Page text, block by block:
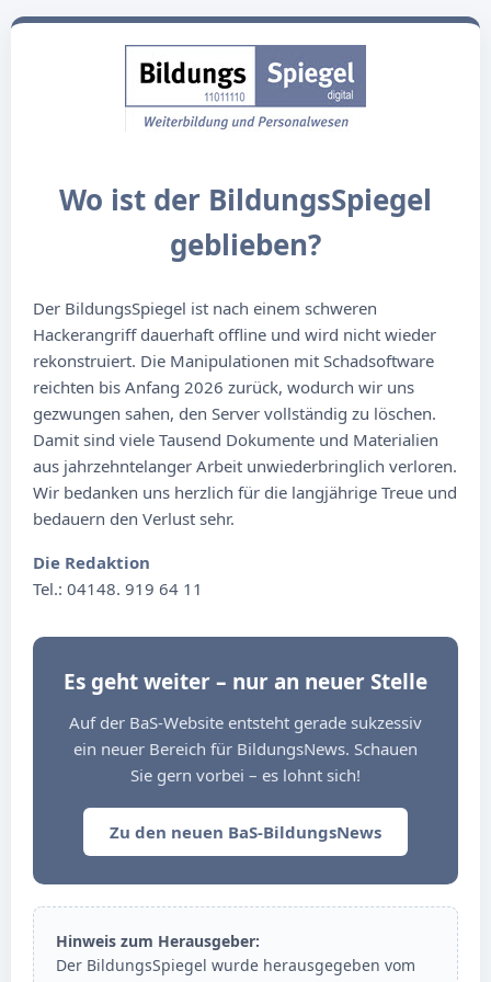
Wo ist der BildungsSpiegel
geblieben?
Der BildungsSpiegel ist nach einem schweren
Hackerangriff dauerhaft offline und wird nicht wieder
rekonstruiert. Die Manipulationen mit Schadsoftware
reichten bis Anfang 2026 zurück, wodurch wir uns
gezwungen sahen, den Server vollständig zu löschen.
Damit sind viele Tausend Dokumente und Materialien
aus jahrzehntelanger Arbeit unwiederbringlich verloren.
Wir bedanken uns herzlich für die langjährige Treue und
bedauern den Verlust sehr.
Die Redaktion
Tel.: 04148. 919 64 11
Es geht weiter – nur an neuer Stelle
Auf der BaS-Website entsteht gerade sukzessiv
ein neuer Bereich für BildungsNews. Schauen
Sie gern vorbei – es lohnt sich!
Zu den neuen BaS-BildungsNews
Hinweis zum Herausgeber:
Der BildungsSpiegel wurde herausgegeben vom